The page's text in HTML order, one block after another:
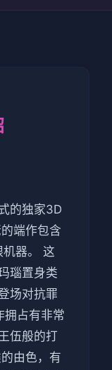
的独家3D
端作包含
机器。 这
瑙置身类
场对抗罪
拥占有非常
伍般的打
由色，有